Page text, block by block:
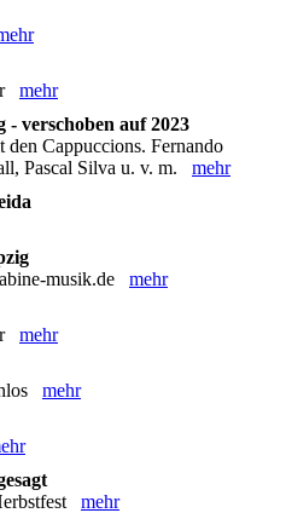
mehr
verschoben auf 2023
den Cappuccions. Fernando
Pascal Silva u. v. m. mehr
musik.de mehr
mehr
mehr
mehr